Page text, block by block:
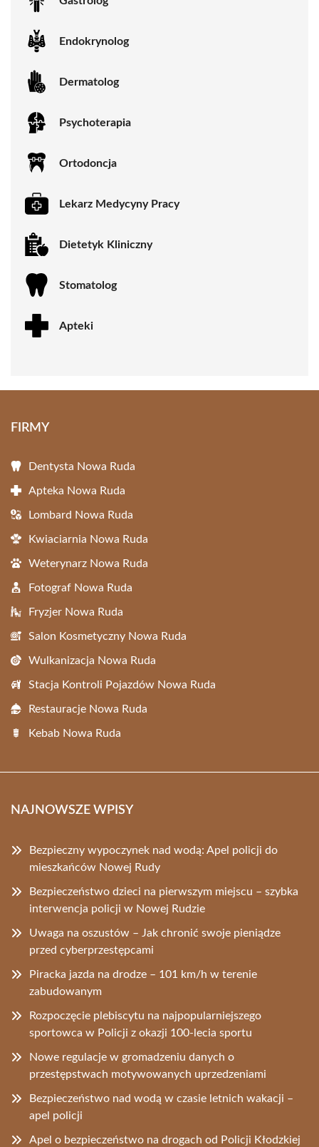
Endokrynolog
Dermatolog
Psychoterapia
Ortodoncja
Lekarz Medycyny Pracy
Dietetyk Kliniczny
Stomatolog
Apteki
FIRMY
Dentysta Nowa Ruda
Apteka Nowa Ruda
Lombard Nowa Ruda
Kwiaciarnia Nowa Ruda
Weterynarz Nowa Ruda
Fotograf Nowa Ruda
Fryzjer Nowa Ruda
Salon Kosmetyczny Nowa Ruda
Wulkanizacja Nowa Ruda
Stacja Kontroli Pojazdów Nowa Ruda
Restauracje Nowa Ruda
Kebab Nowa Ruda
NAJNOWSZE WPISY
Bezpieczny wypoczynek nad wodą: Apel policji do
mieszkańców Nowej Rudy
Bezpieczeństwo dzieci na pierwszym miejscu – szybka
interwencja policji w Nowej Rudzie
Uwaga na oszustów – Jak chronić swoje pieniądze
przed cyberprzestępcami
Piracka jazda na drodze – 101 km/h w terenie
zabudowanym
Rozpoczęcie plebiscytu na najpopularniejszego
sportowca w Policji z okazji 100-lecia sportu
Nowe regulacje w gromadzeniu danych o
przestępstwach motywowanych uprzedzeniami
Bezpieczeństwo nad wodą w czasie letnich wakacji –
apel policji
Apel o bezpieczeństwo na drogach od Policji Kłodzkiej